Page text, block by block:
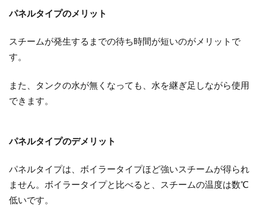
パネルタイプのメリット
スチームが発生するまでの待ち時間が短いのがメリットで
す。
また、タンクの水が無くなっても、水を継ぎ足しながら使用
できます。
パネルタイプのデメリット
パネルタイプは、ボイラータイプほど強いスチームが得られ
ません。ボイラータイプと比べると、スチームの温度は数℃
低いです。